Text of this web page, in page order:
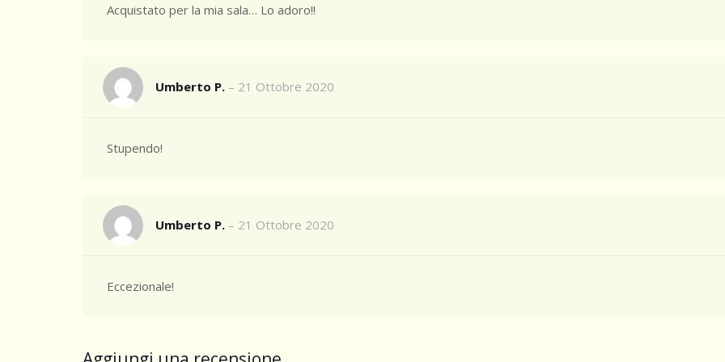
Acquistato per la mia sala… Lo adoro!!
Umberto P. – 21 Ottobre 2020
Stupendo!
Umberto P. – 21 Ottobre 2020
Eccezionale!